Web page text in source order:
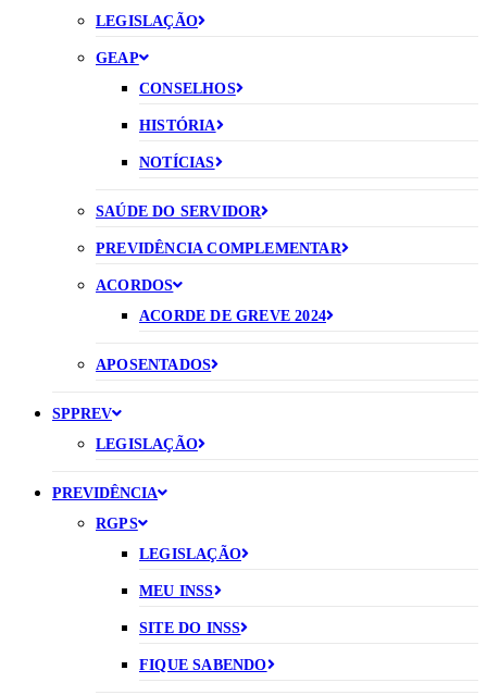
LEGISLAÇÃO
GEAP
CONSELHOS
HISTÓRIA
NOTÍCIAS
SAÚDE DO SERVIDOR
PREVIDÊNCIA COMPLEMENTAR
ACORDOS
ACORDE DE GREVE 2024
APOSENTADOS
SPPREV
LEGISLAÇÃO
PREVIDÊNCIA
RGPS
LEGISLAÇÃO
MEU INSS
SITE DO INSS
FIQUE SABENDO